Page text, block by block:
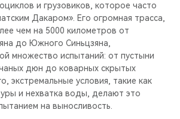
и грузовиков, которое часто
Дакаром». Его огромная трасса,
чем на 5000 километров от
до Южного Синьцзяна,
множество испытаний: от пустыни
дюн до коварных скрытых
экстремальные условия, такие как
и нехватка воды, делают это
на выносливость.